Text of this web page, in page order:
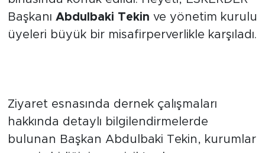
binasında konuk edildi. Heyeti, ESKERDER
BaşkanıAbdulbaki Tekinve yönetim kurulu
Desteğimiz Tam"
Ziyaret esnasında dernek çalışmaları
hakkında detaylı bilgilendirmelerde